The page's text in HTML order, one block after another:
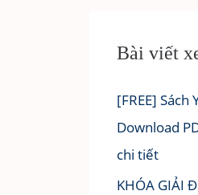
Bài viết
[FREE] Sách
Download
chi tiết
KHÓA GIẢI